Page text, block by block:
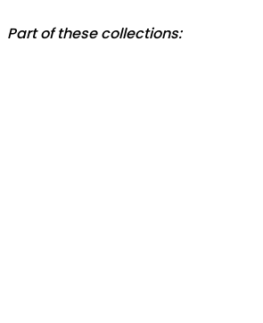
Part of these collections: